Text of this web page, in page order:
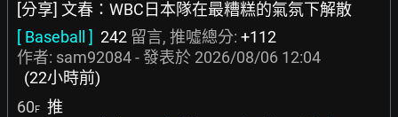
[分享] 文春：WBC日本隊在最糟糕的氣氛下解散
[ Baseball ] 242 留言, 推噓總分: +112
作者: sam92084- 發表於 2026/08/06 12:04
(22小時前)
60F 推